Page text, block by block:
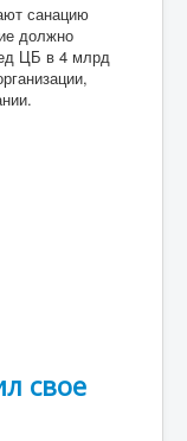
санацию
должно
ЦБ в 4 млрд
свое